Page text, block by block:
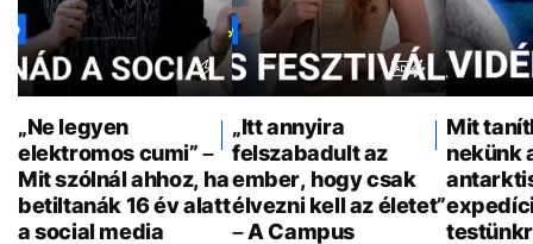
„Ne legyen
elektromos cumi” –
Mit szólnál ahhoz, ha
betiltanák 16 év alatt
a social media
„Itt annyira
felszabadult az
ember, hogy csak
élvezni kell az életet”
– A Campus
Mit
nekünk